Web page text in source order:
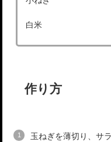
白米
作り方
玉ねぎを薄切り、サ